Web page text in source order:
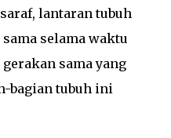
lantaran tubuh
selama waktu
sama yang
bagian tubuh ini